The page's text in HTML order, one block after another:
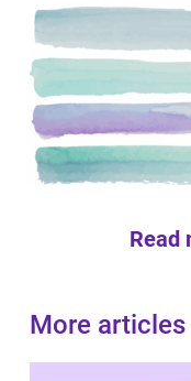
Read
More articles